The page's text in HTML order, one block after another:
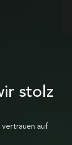
stolz
auf